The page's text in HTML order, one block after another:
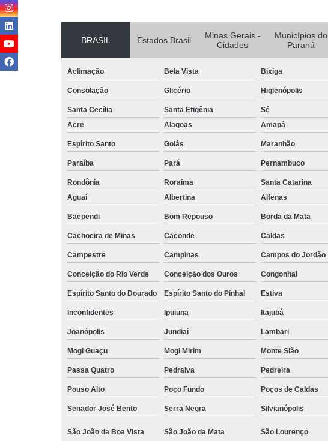
BRASIL Estados Brasil
Minas Gerais -
Cidades
Municípios do
Paraná
Aclimação Bela Vista Bixiga
Consolação Glicério Higienópolis
Santa Cecília Santa Efigênia Sé
Acre
Alagoas Amapá
Espírito Santo Goiás Maranhão
Paraíba Pará Pernambuco
Rondônia Roraima Santa Catarina
Aguaí
Albertina Alfenas
Baependi Bom Repouso Borda da Mata
Cachoeira de Minas Caconde Caldas
Campestre Campinas Campos do Jordão
Conceição do Rio Verde Conceição dos Ouros Congonhal
Espírito Santo do Dourado Espírito Santo do Pinhal Estiva
Inconfidentes Ipuiuna Itajubá
Joanópolis Jundiaí Lambari
Mogi Guaçu Mogi Mirim Monte Sião
Passa Quatro Pedralva Pedreira
Pouso Alto Poço Fundo Poços de Caldas
Senador José Bento Serra Negra Silvianópolis
São João da Boa Vista São João da Mata São Lourenço